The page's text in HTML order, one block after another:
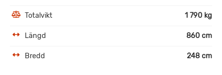
Totalvikt 1 790 kg
Längd 860 cm
Bredd 248 cm